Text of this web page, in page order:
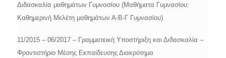
Διδασκαλία μαθημάτων Γυμνασίου (Μαθήματα Γυμνασίου:
Καθημερινή Μελέτη μαθημάτων Α-Β-Γ Γυμνασίου)
11/2015 – 06/2017 – Γραμματεική Υποστήριξη και Διδασκαλία –
Φροντιστήριο Μέσης Εκπαίδευσης Διακρότημα